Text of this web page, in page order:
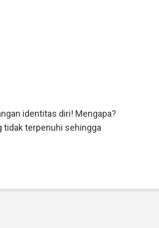
identitas diri! Mengapa?
tidak terpenuhi sehingga